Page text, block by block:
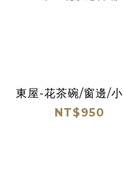
東屋-花茶碗/窗邊/小
NT$950